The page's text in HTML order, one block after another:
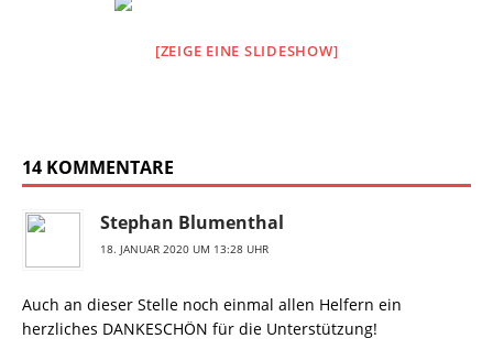
[ZEIGE EINE SLIDESHOW]
14 KOMMENTARE
Stephan Blumenthal
18. JANUAR 2020 UM 13:28 UHR
Auch an dieser Stelle noch einmal allen Helfern ein
herzliches DANKESCHÖN für die Unterstützung!